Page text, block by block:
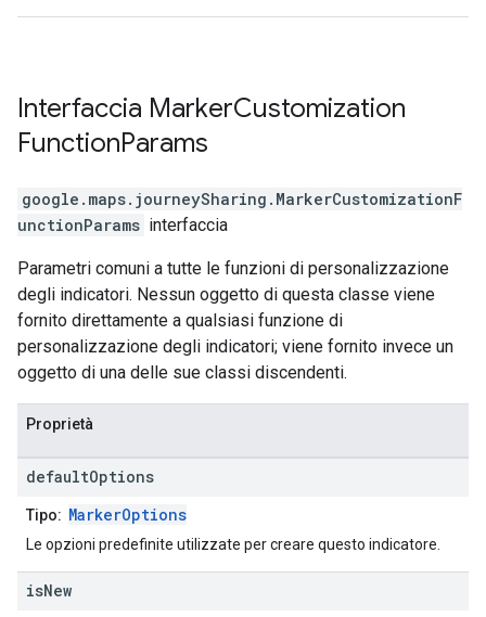
Interfaccia MarkerCustomization
FunctionParams
google.maps.journeySharing . MarkerCustomizationF
unctionParams interfaccia
Parametri comuni a tutte le funzioni di personalizzazione
degli indicatori. Nessun oggetto di questa classe viene
fornito direttamente a qualsiasi funzione di
personalizzazione degli indicatori; viene fornito invece un
oggetto di una delle sue classi discendenti.
Proprietà
defaultOptions
Tipo: MarkerOptions
Le opzioni predefinite utilizzate per creare questo indicatore.
isNew